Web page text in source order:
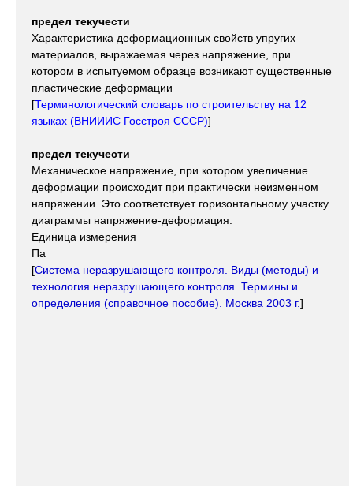
предел текучести
Характеристика деформационных свойств упругих
материалов, выражаемая через напряжение, при
котором в испытуемом образце возникают существенные
пластические деформации
[Терминологический словарь по строительству на 12
языках (ВНИИИС Госстроя СССР)]
предел текучести
Механическое напряжение, при котором увеличение
деформации происходит при практически неизменном
напряжении. Это соответствует горизонтальному участку
диаграммы напряжение-деформация.
Единица измерения
Па
[Система неразрушающего контроля. Виды (методы) и
технология неразрушающего контроля. Термины и
определения (справочное пособие). Москва 2003 г.]